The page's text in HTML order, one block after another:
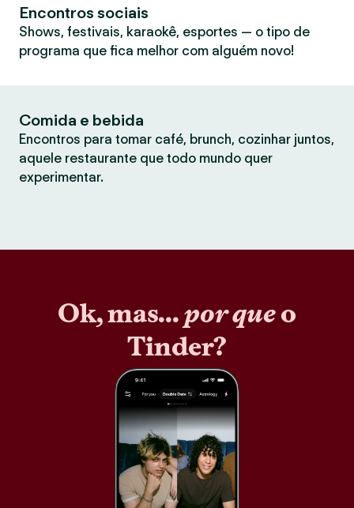
Encontros sociais
Shows, festivais, karaokê, esportes — o tipo de
programa que fica melhor com alguém novo!
Comida e bebida
Encontros para tomar café, brunch, cozinhar juntos,
aquele restaurante que todo mundo quer
experimentar.
Ok, mas...por queo
Tinder?